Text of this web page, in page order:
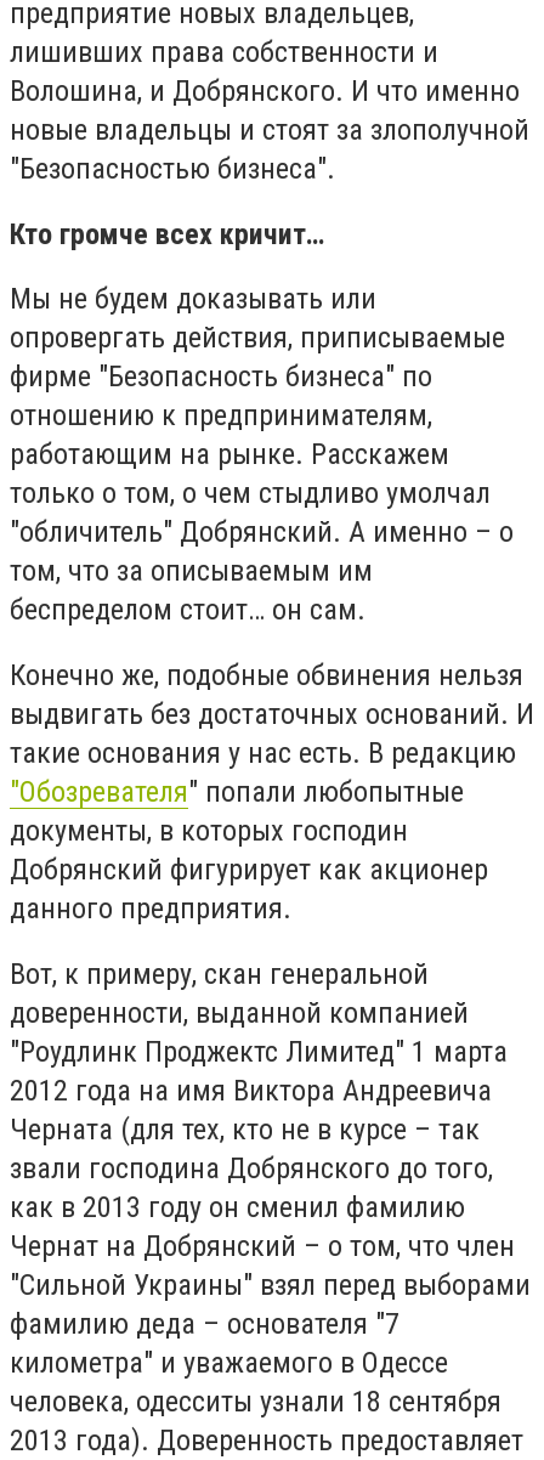
предприятие новых владельцев,
лишивших права собственности и
Волошина, и Добрянского. И что именно
новые владельцы и стоят за злополучной
"Безопасностью бизнеса".
Кто громче всех кричит…
Мы не будем доказывать или
опровергать действия, приписываемые
фирме "Безопасность бизнеса" по
отношению к предпринимателям,
работающим на рынке. Расскажем
только о том, о чем стыдливо умолчал
"обличитель" Добрянский. А именно – о
том, что за описываемым им
беспределом стоит… он сам.
Конечно же, подобные обвинения нельзя
выдвигать без достаточных оснований. И
такие основания у нас есть. В редакцию
"Обозревателя" попали любопытные
документы, в которых господин
Добрянский фигурирует как акционер
данного предприятия.
Вот, к примеру, скан генеральной
доверенности, выданной компанией
"Роудлинк Проджектс Лимитед" 1 марта
2012 года на имя Виктора Андреевича
Черната (для тех, кто не в курсе – так
звали господина Добрянского до того,
как в 2013 году он сменил фамилию
Чернат на Добрянский – о том, что член
"Сильной Украины" взял перед выборами
фамилию деда – основателя "7
километра" и уважаемого в Одессе
человека, одесситы узнали 18 сентября
2013 года). Доверенность предоставляет